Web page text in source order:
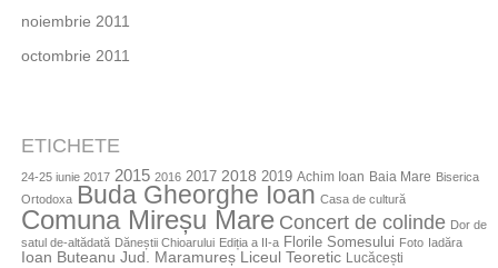
noiembrie 2011
octombrie 2011
ETICHETE
24-25 iunie 2017 2015 2016 2017 2018 2019 Achim Ioan Baia Mare Biserica
Ortodoxa
Buda Gheorghe Ioan Casa de cultură
Comuna Mireșu Mare Concert de colinde Dor de
satul de-altădată Dăneștii Chioarului Ediția a II-a Florile Somesului Foto Iadăra
Ioan Buteanu Jud. Maramureș Liceul Teoretic Lucăcești